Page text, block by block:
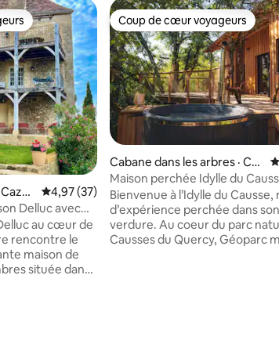
parmi les plus aimés
Note moyenne de 4,97 sur 5, 37
4,97 (37)
Delluc avec
au cœur de
rencontre le
maison de
située dans
Coup de cœur voyageurs
Coup de cœur voyageurs
Cabane dans les arbres · Cé
nevières
Maison perchée Idylle du
Bienvenue à l’Idylle du Causse,
d’expérience perchée dans
verdure. Au coeur du parc naturel des
Causses du Quercy, Géoparc